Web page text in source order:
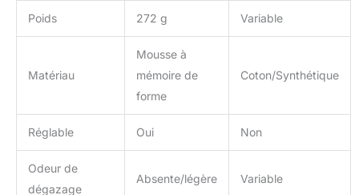
Poids 272 g Variable
Matériau
Mousse à
mémoire de
forme
Coton/Synthétique
Réglable Oui Non
Odeur de
dégazage
Absente/légère Variable